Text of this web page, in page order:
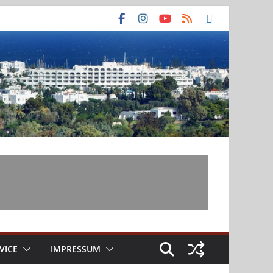
IMPRESSUM